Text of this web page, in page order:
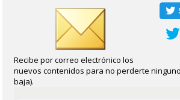
Recibe por correo electrónico los
nuevos contenidos para no perderte
baja).